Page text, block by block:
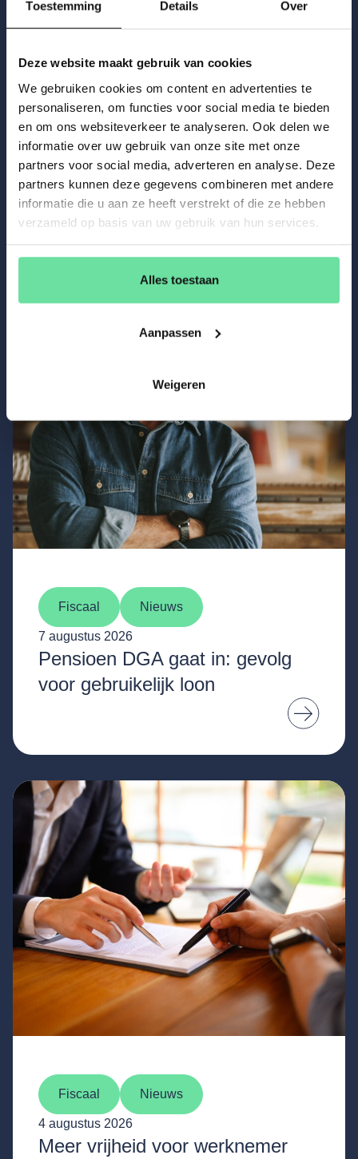
Toestemming Details Over
Deze website maakt gebruik van cookies
We gebruiken cookies om content en advertenties te
personaliseren, om functies voor social media te bieden
en om ons websiteverkeer te analyseren. Ook delen we
informatie over uw gebruik van onze site met onze
partners voor social media, adverteren en analyse. Deze
partners kunnen deze gegevens combineren met andere
informatie die u aan ze heeft verstrekt of die ze hebben
verzameld op basis van uw gebruik van hun services.
Alles toestaan
Aanpassen
Weigeren
aan de aanzegverplichting einde contract. Het is dan aan
de werknemer om aannemelijk te maken dat partijen de
intentie hadden om het tijdelijke contract met dezelfde
periode te verlengen. Een dag doorwerken, bijvoorbeeld
zoals hier om minuren te compenseren, is daartoe
onvoldoende.
Gerelateerd nieuws
Fiscaal Nieuws
7 augustus 2026
Pensioen DGA gaat in: gevolg
voor gebruikelijk loon
Fiscaal Nieuws
4 augustus 2026
Meer vrijheid voor werknemer